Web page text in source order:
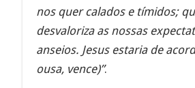
nos quer calados e tímidos;
desvaloriza as nossas
anseios. Jesus estaria de
ousa, vence)”.